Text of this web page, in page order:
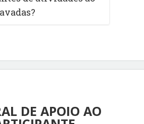
DE APOIO AO